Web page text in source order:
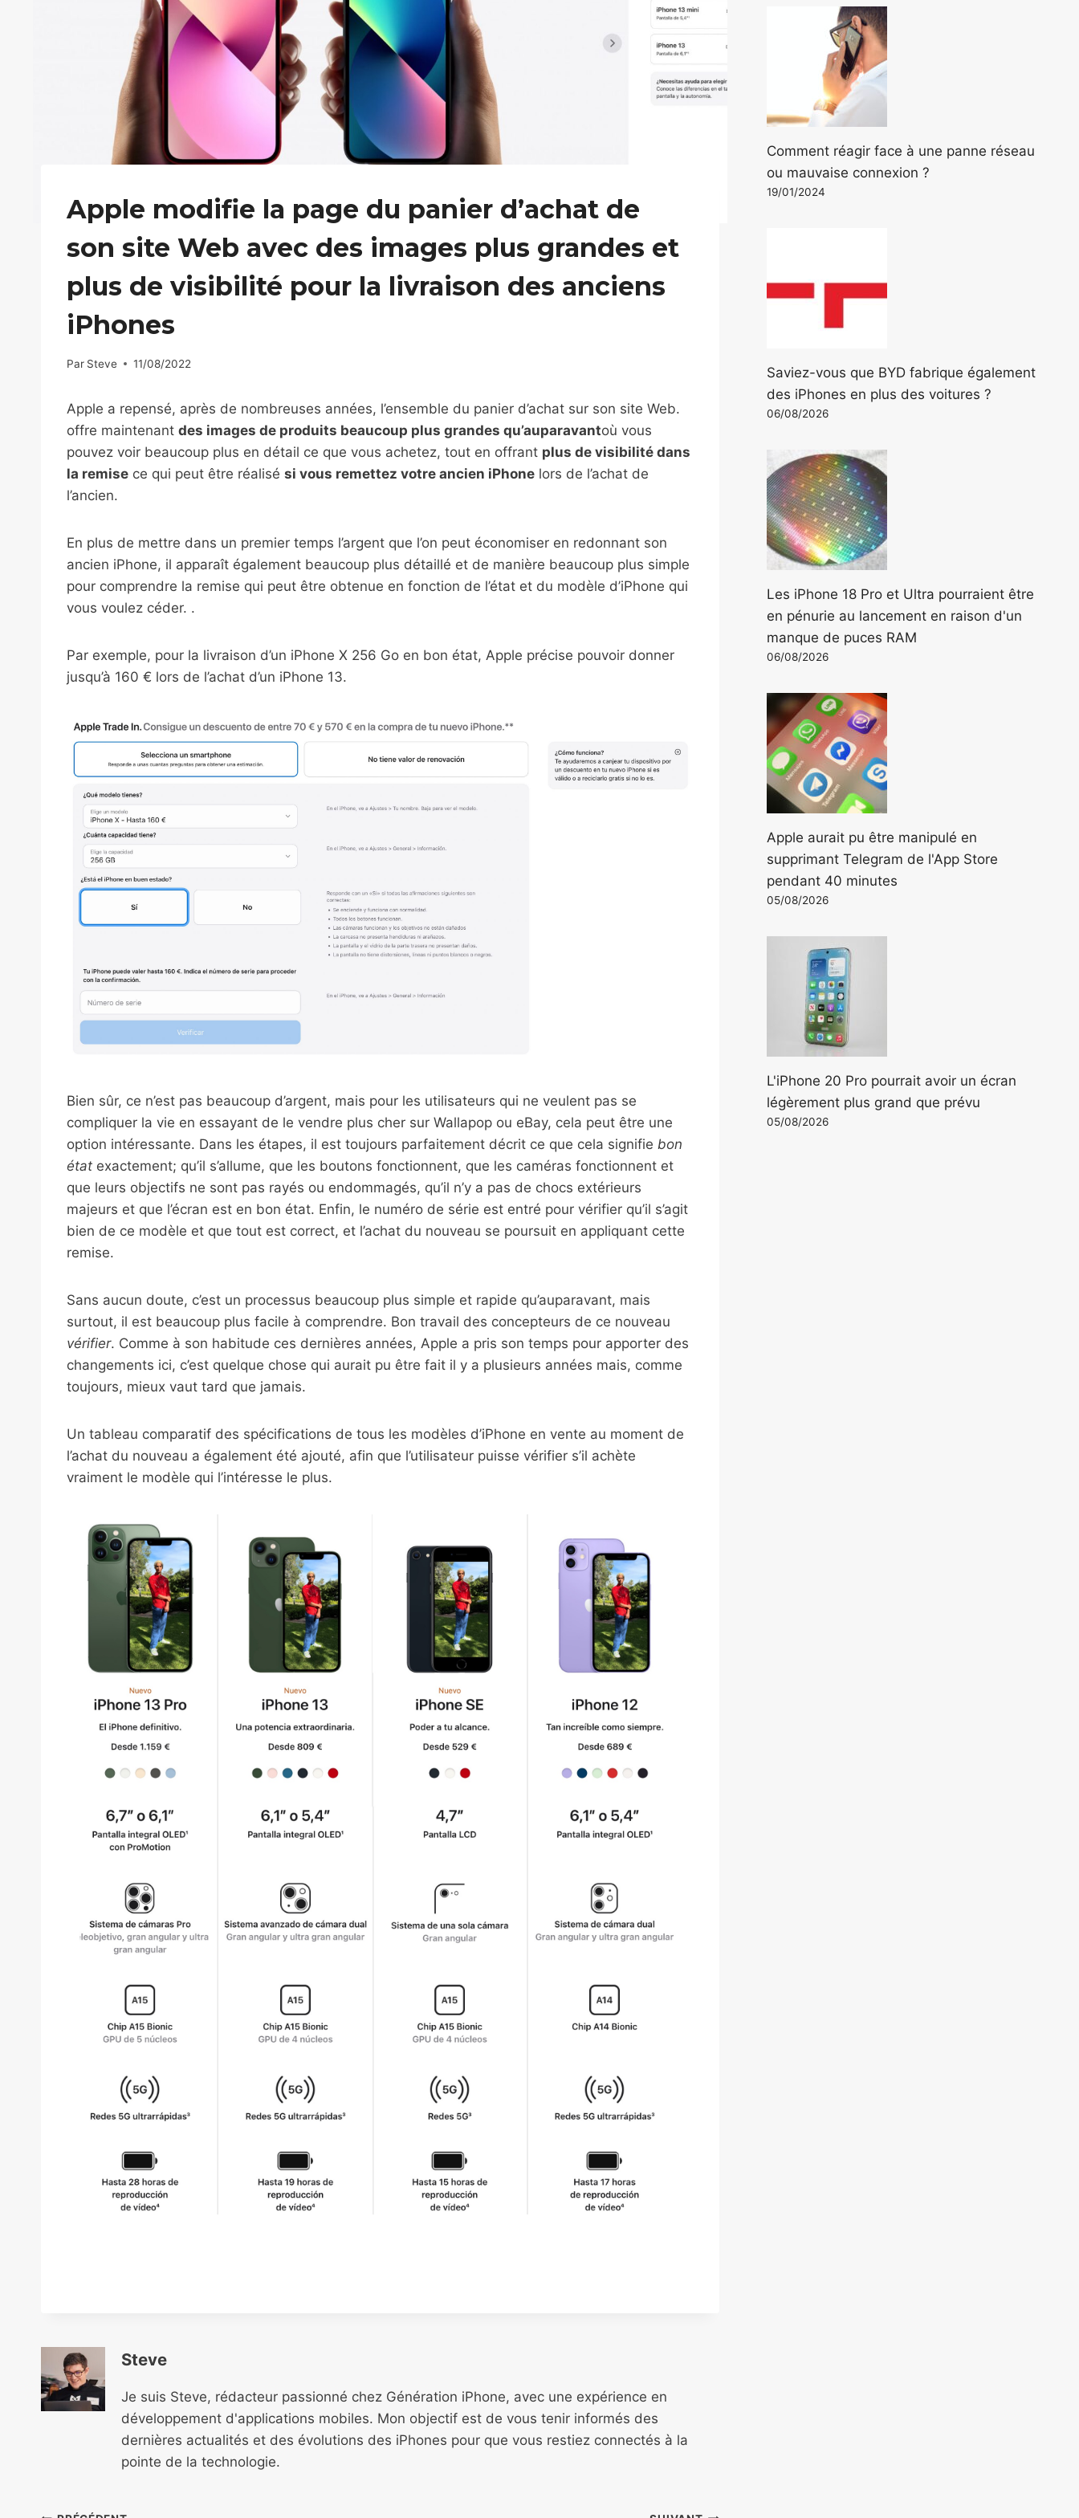
Apple modifie la page du panier d’achat de
son site Web avec des images plus grandes et
plus de visibilité pour la livraison des anciens
iPhones
Par Steve 11/08/2022
Apple a repensé, après de nombreuses années, l’ensemble du panier d’achat sur son site Web.
offre maintenant des images de produits beaucoup plus grandes qu’auparavantoù vous
pouvez voir beaucoup plus en détail ce que vous achetez, tout en offrant plus de visibilité dans
la remise ce qui peut être réalisé si vous remettez votre ancien iPhone lors de l’achat de
l’ancien.
En plus de mettre dans un premier temps l’argent que l’on peut économiser en redonnant son
ancien iPhone, il apparaît également beaucoup plus détaillé et de manière beaucoup plus simple
pour comprendre la remise qui peut être obtenue en fonction de l’état et du modèle d’iPhone qui
vous voulez céder. .
Par exemple, pour la livraison d’un iPhone X 256 Go en bon état, Apple précise pouvoir donner
jusqu’à 160 € lors de l’achat d’un iPhone 13.
Bien sûr, ce n’est pas beaucoup d’argent, mais pour les utilisateurs qui ne veulent pas se
compliquer la vie en essayant de le vendre plus cher sur Wallapop ou eBay, cela peut être une
option intéressante. Dans les étapes, il est toujours parfaitement décrit ce que cela signifie bon
état exactement; qu’il s’allume, que les boutons fonctionnent, que les caméras fonctionnent et
que leurs objectifs ne sont pas rayés ou endommagés, qu’il n’y a pas de chocs extérieurs
majeurs et que l’écran est en bon état. Enfin, le numéro de série est entré pour vérifier qu’il s’agit
bien de ce modèle et que tout est correct, et l’achat du nouveau se poursuit en appliquant cette
remise.
Sans aucun doute, c’est un processus beaucoup plus simple et rapide qu’auparavant, mais
surtout, il est beaucoup plus facile à comprendre. Bon travail des concepteurs de ce nouveau
vérifier. Comme à son habitude ces dernières années, Apple a pris son temps pour apporter des
changements ici, c’est quelque chose qui aurait pu être fait il y a plusieurs années mais, comme
toujours, mieux vaut tard que jamais.
Un tableau comparatif des spécifications de tous les modèles d’iPhone en vente au moment de
l’achat du nouveau a également été ajouté, afin que l’utilisateur puisse vérifier s’il achète
vraiment le modèle qui l’intéresse le plus.
Steve
Je suis Steve, rédacteur passionné chez Génération iPhone, avec une expérience en
développement d'applications mobiles. Mon objectif est de vous tenir informés des
dernières actualités et des évolutions des iPhones pour que vous restiez connectés à la
pointe de la technologie.
Comment réagir face à une panne réseau
ou mauvaise connexion ?
19/01/2024
Saviez-vous que BYD fabrique également
des iPhones en plus des voitures ?
06/08/2026
Les iPhone 18 Pro et Ultra pourraient être
en pénurie au lancement en raison d'un
manque de puces RAM
06/08/2026
Apple aurait pu être manipulé en
supprimant Telegram de l'App Store
pendant 40 minutes
05/08/2026
L'iPhone 20 Pro pourrait avoir un écran
légèrement plus grand que prévu
05/08/2026